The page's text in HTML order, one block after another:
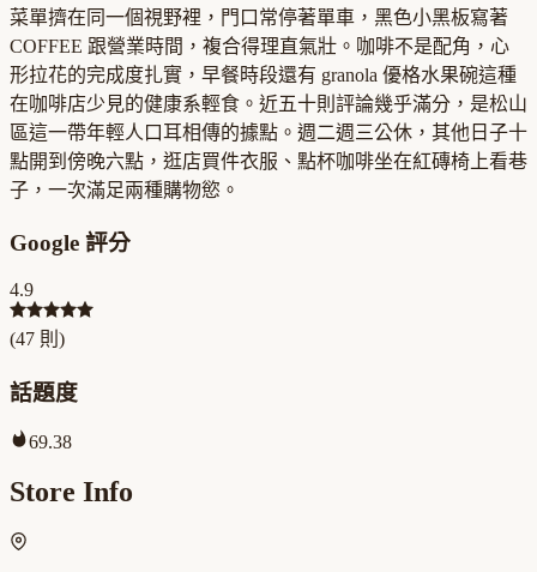
菜單擠在同一個視野裡，門口常停著單車，黑色小黑板寫著
COFFEE 跟營業時間，複合得理直氣壯。咖啡不是配角，心
形拉花的完成度扎實，早餐時段還有 granola 優格水果碗這種
在咖啡店少見的健康系輕食。近五十則評論幾乎滿分，是松山
區這一帶年輕人口耳相傳的據點。週二週三公休，其他日子十
點開到傍晚六點，逛店買件衣服、點杯咖啡坐在紅磚椅上看巷
子，一次滿足兩種購物慾。
Google 評分
4.9
(47 則)
話題度
69.38
Store Info